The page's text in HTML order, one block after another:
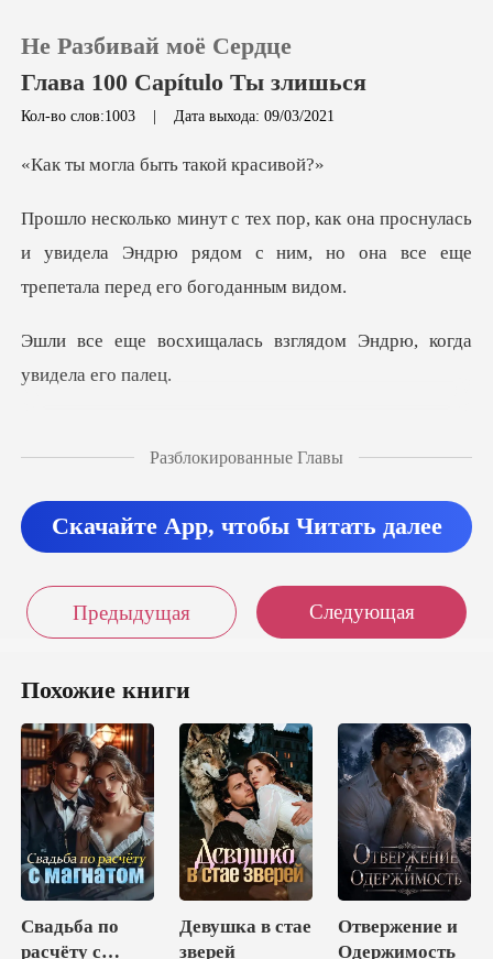
Пополнить
История чтения
Не Разбивай моё Сердце
Глава 100 Capítulo Ты злишься
Кол-во слов:1003 | Дата выхода: 09/03/2021
ла быть так
оснулась
и увидела Эндрю рядом с ним, но она
ась взглядом Эндрю, к
решила пр
отря
Разблокированные Главы
Скачайте App, чтобы Читать далее
Предыдущая Следующая
Похожие книги
Свадьба по
расчёту с
Девушка в стае
зверей
Отвержение и
Одержимость